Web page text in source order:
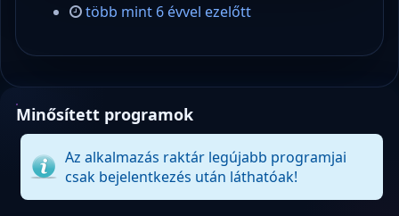
több mint 6 évvel ezelőtt
Minősített programok
Az alkalmazás raktár legújabb programjai
csak bejelentkezés után láthatóak!